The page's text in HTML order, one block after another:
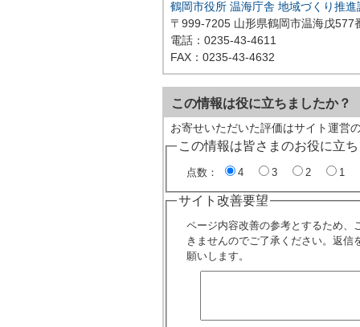
鶴岡市役所 温海庁舎 地域づくり推
〒999-7205 山形県鶴岡市温海戊577
電話：0235-43-4611
FAX：0235-43-4632
この情報は役に立ちましたか？
お寄せいただいた評価はサイト運営
この情報は皆さまのお役に立
点数： 4 3 2 1
サイト改善要望
ページ内容改善の参考とするため、
きませんのでご了承ください。返
願いします。